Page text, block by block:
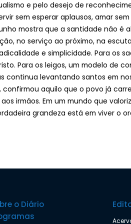
e pelo desejo de
sem esperar aplausos, amar
mostra que a santidade não é
no serviço ao próximo, na
e simplicidade. Para os
Para os leigos, um modelo de
continua levantando santos em
aquilo que o povo já
irmãos. Em um mundo que
grandeza está em viver o
o Diário